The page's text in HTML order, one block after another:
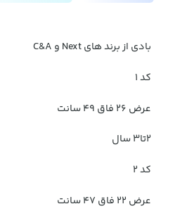
بادی از برند های Next و C&A
کد 1
عرض 26 فاق 49 سانت
2تا3 سال
کد 2
عرض 22 فاق 47 سانت